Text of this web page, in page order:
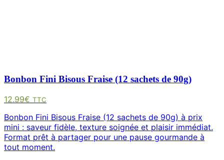
Bonbon Fini Bisous Fraise (12 sachets de 90g)
12.99€ TTC
Bonbon Fini Bisous Fraise (12 sachets de 90g) à prix
mini : saveur fidèle, texture soignée et plaisir immédiat.
Format prêt à partager pour une pause gourmande à
tout moment.